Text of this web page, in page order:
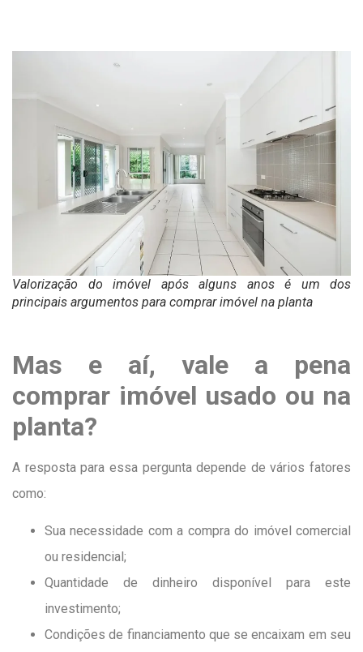
Valorização do imóvel após alguns anos é um dos
principais argumentos para comprar imóvel na planta
Mas e aí, vale a pena
comprar imóvel usado ou na
planta?
A resposta para essa pergunta depende de vários fatores
como:
Sua necessidade com a compra do imóvel comercial
ou residencial;
Quantidade de dinheiro disponível para este
investimento;
Condições de financiamento que se encaixam em seu